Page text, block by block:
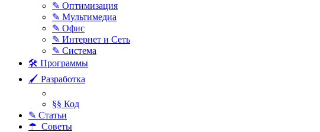
✎ Оптимизация
✎ Мультимедиа
✎ Офис
✎ Интернет и Сеть
✎ Система
🛠 Программы
🖌 Разработка
§§ Код
✎ Статьи
☂ Советы